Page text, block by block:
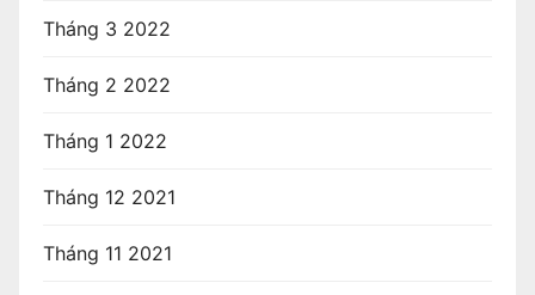
Tháng 3 2022
Tháng 2 2022
Tháng 1 2022
Tháng 12 2021
Tháng 11 2021